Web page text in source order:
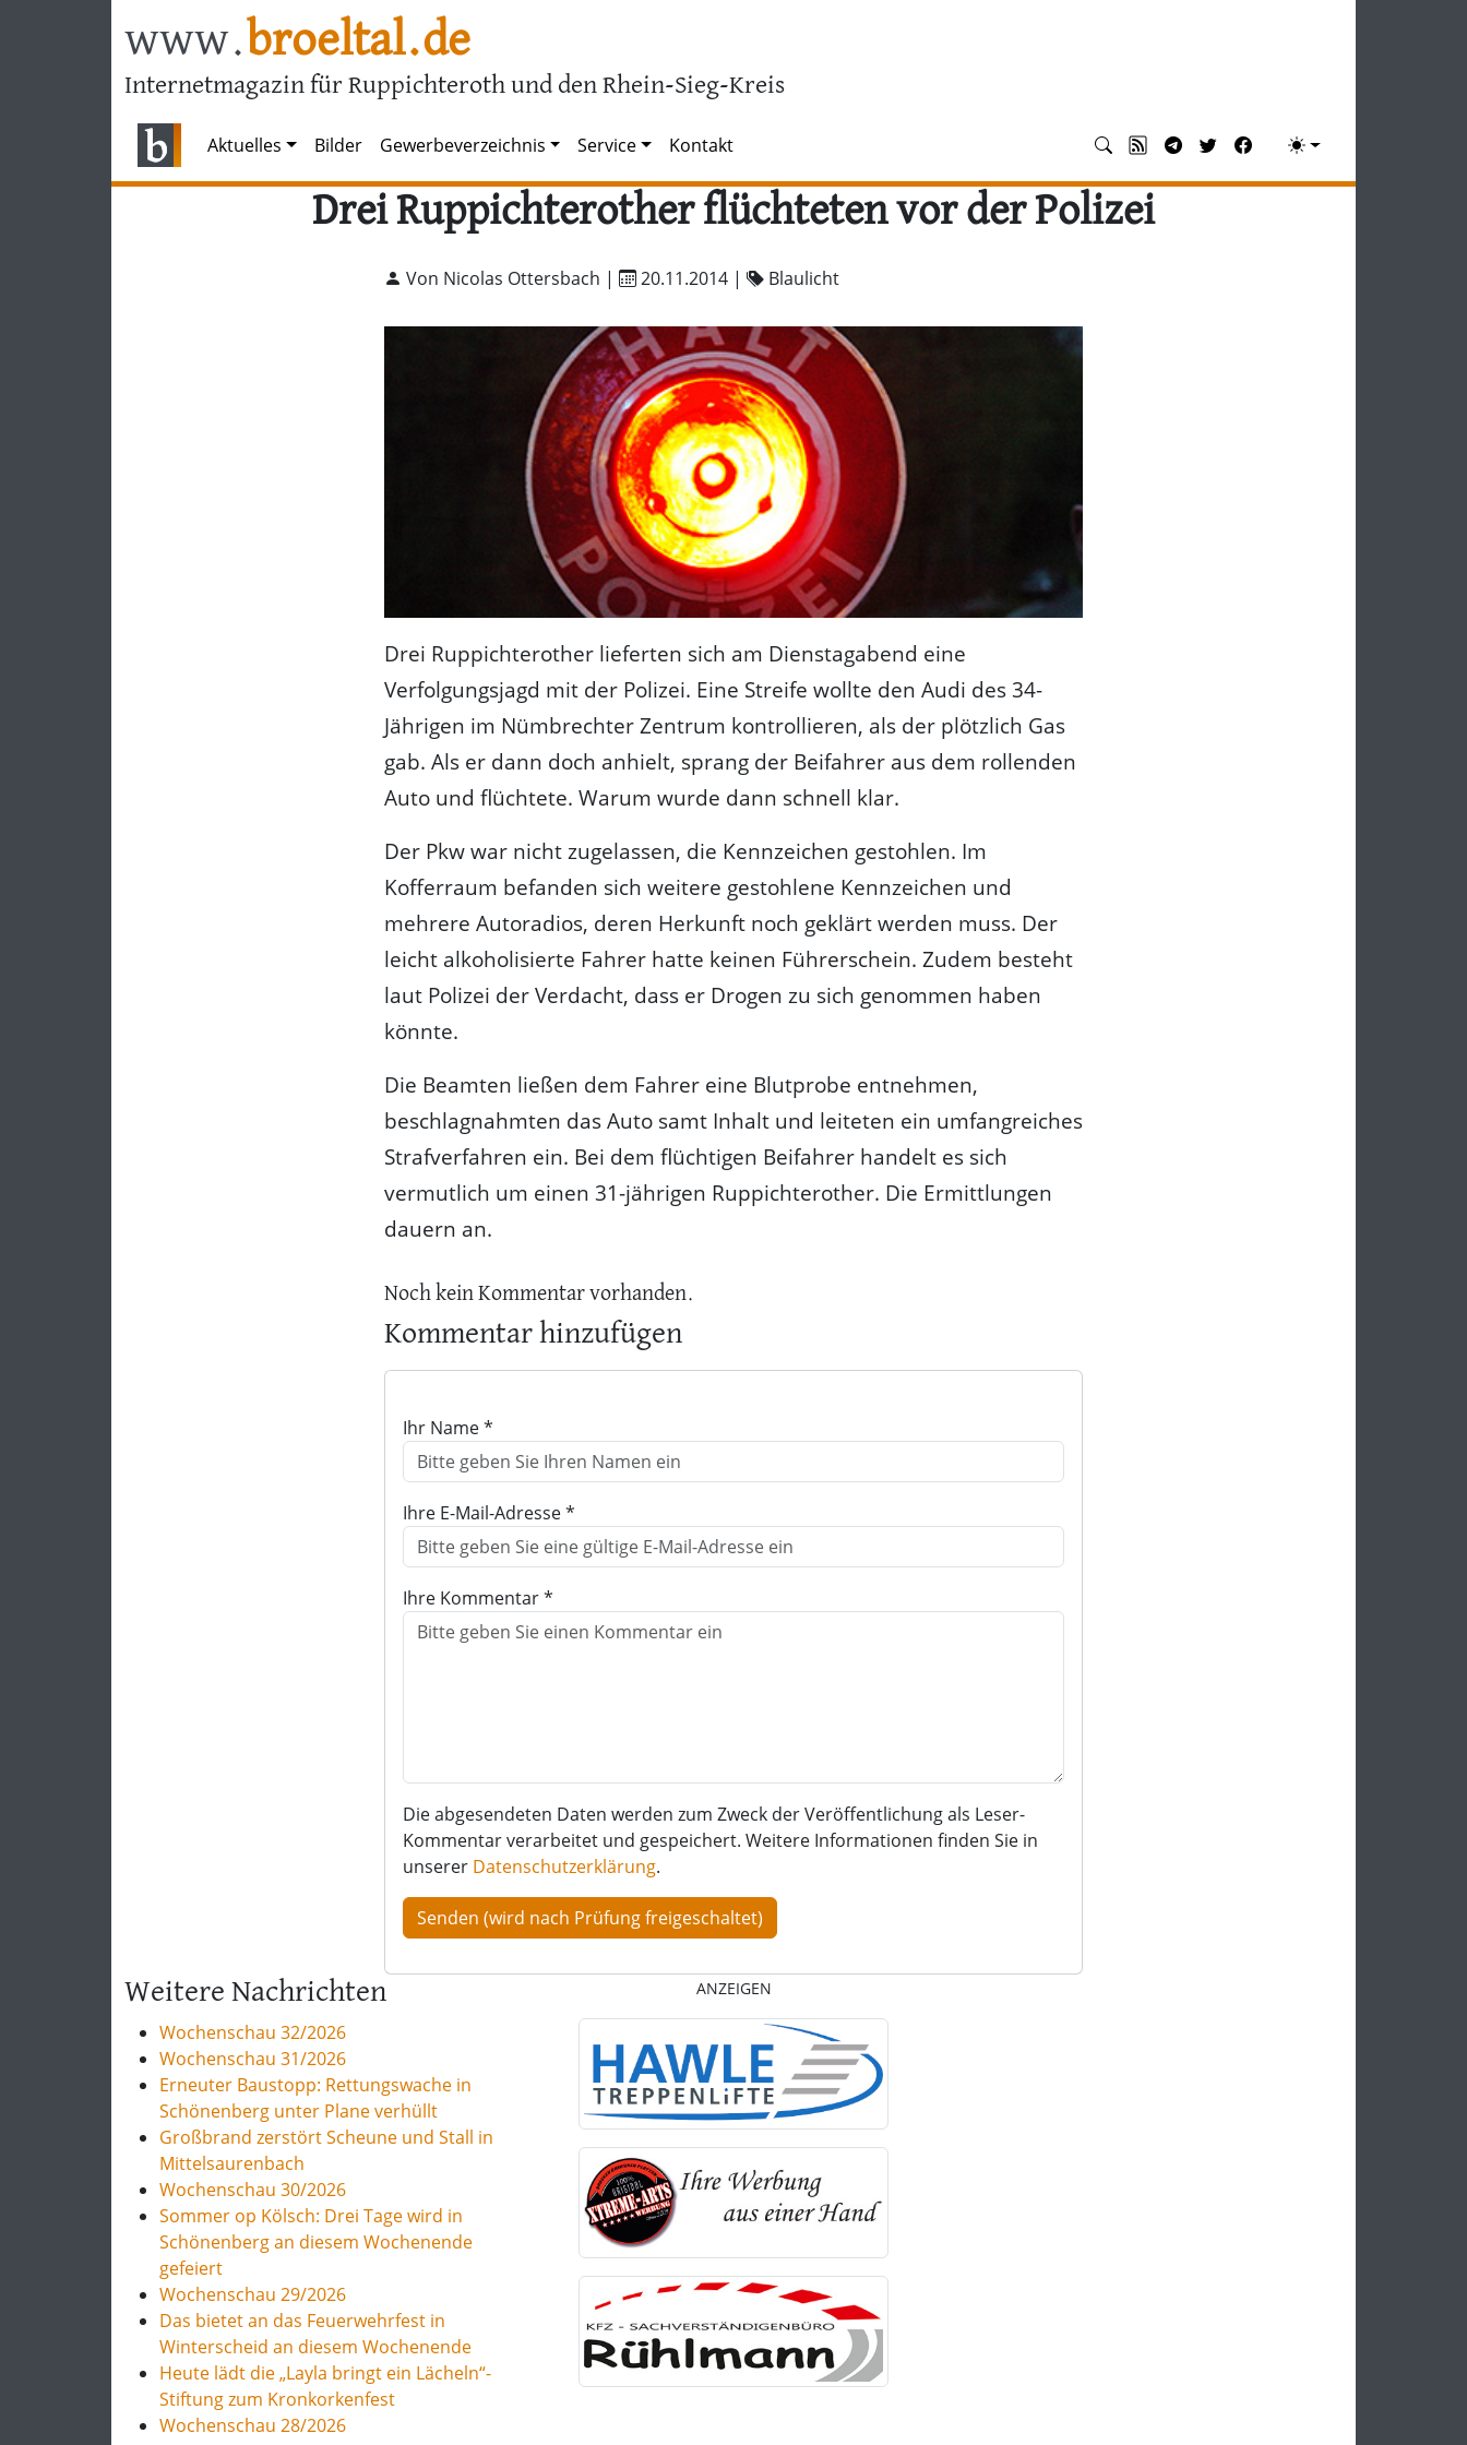
www.broeltal.de
Internetmagazin für Ruppichteroth und den Rhein-Sieg-Kreis
Aktuelles Bilder Gewerbeverzeichnis Service Kontakt
Drei Ruppichterother flüchteten vor der Polizei
Von Nicolas Ottersbach | 20.11.2014 | Blaulicht
Drei Ruppichterother lieferten sich am Dienstagabend eine
Verfolgungsjagd mit der Polizei. Eine Streife wollte den Audi des 34-
Jährigen im Nümbrechter Zentrum kontrollieren, als der plötzlich Gas
gab. Als er dann doch anhielt, sprang der Beifahrer aus dem rollenden
Auto und flüchtete. Warum wurde dann schnell klar.
Der Pkw war nicht zugelassen, die Kennzeichen gestohlen. Im
Kofferraum befanden sich weitere gestohlene Kennzeichen und
mehrere Autoradios, deren Herkunft noch geklärt werden muss. Der
leicht alkoholisierte Fahrer hatte keinen Führerschein. Zudem besteht
laut Polizei der Verdacht, dass er Drogen zu sich genommen haben
könnte.
Die Beamten ließen dem Fahrer eine Blutprobe entnehmen,
beschlagnahmten das Auto samt Inhalt und leiteten ein umfangreiches
Strafverfahren ein. Bei dem flüchtigen Beifahrer handelt es sich
vermutlich um einen 31-jährigen Ruppichterother. Die Ermittlungen
dauern an.
Noch kein Kommentar vorhanden.
Kommentar hinzufügen
Ihr Name *
Ihre E-Mail-Adresse *
Ihre Kommentar *
Die abgesendeten Daten werden zum Zweck der Veröffentlichung als Leser-
Kommentar verarbeitet und gespeichert. Weitere Informationen finden Sie in
unserer Datenschutzerklärung.
Weitere Nachrichten
Wochenschau 32/2026
Wochenschau 31/2026
Erneuter Baustopp: Rettungswache in
Schönenberg unter Plane verhüllt
Großbrand zerstört Scheune und Stall in
Mittelsaurenbach
Wochenschau 30/2026
Sommer op Kölsch: Drei Tage wird in
Schönenberg an diesem Wochenende
gefeiert
Wochenschau 29/2026
Das bietet an das Feuerwehrfest in
Winterscheid an diesem Wochenende
Heute lädt die „Layla bringt ein Lächeln“-
Stiftung zum Kronkorkenfest
Wochenschau 28/2026
ANZEIGEN